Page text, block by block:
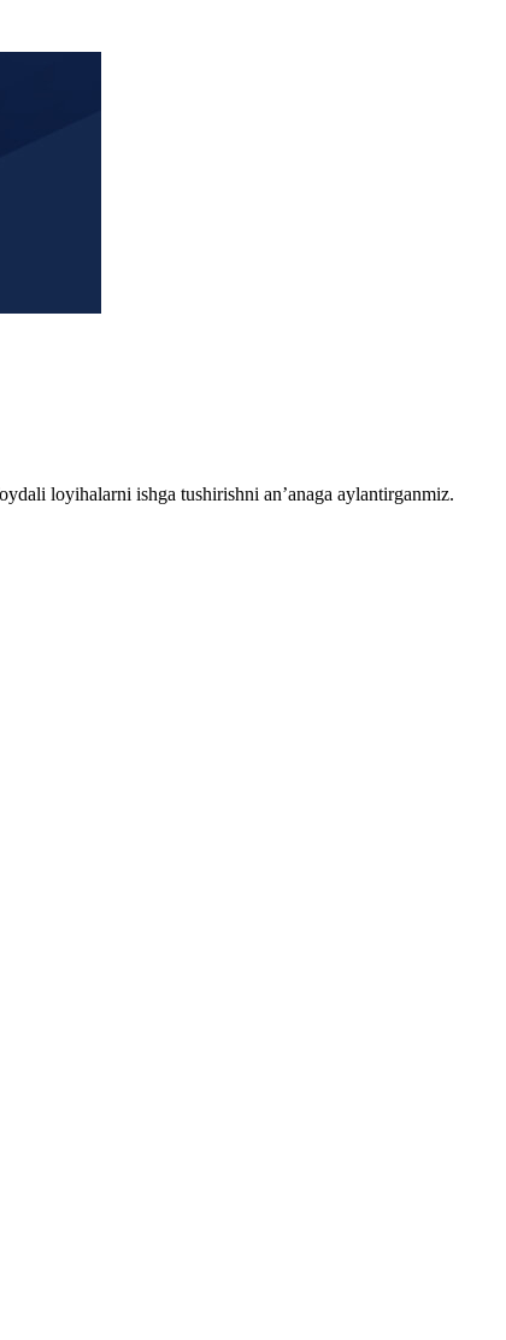
loyihalarni ishga tushirishni an’anaga aylantirganmiz.